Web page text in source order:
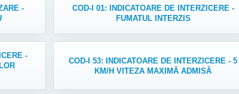
-
COD-I 01: INDICATOARE DE INTERZICERE -
FUMATUL INTERZIS
-
COD-I 53: INDICATOARE DE INTERZICERE - 5
KM/H VITEZA MAXIMĂ ADMISĂ